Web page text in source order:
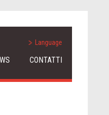
Language
CONTATTI